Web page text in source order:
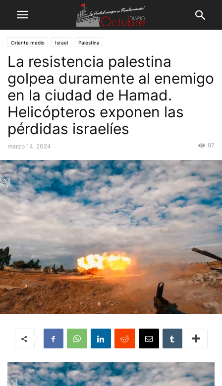
Oriente medio Israel Palestina
La resistencia palestina
golpea duramente al enemigo
en la ciudad de Hamad.
Helicópteros exponen las
pérdidas israelíes
marzo 14, 2024 97